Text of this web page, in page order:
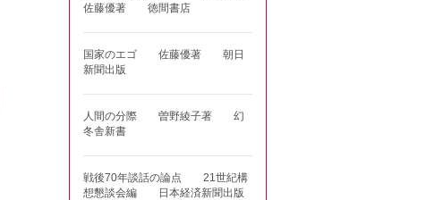
佐藤優著 徳間書店
国家のエゴ 佐藤優著 朝日
新聞出版
人間の分際 曽野綾子著 幻
冬舎新書
戦後70年談話の論点 21世紀構
想懇談会編 日本経済新聞出版